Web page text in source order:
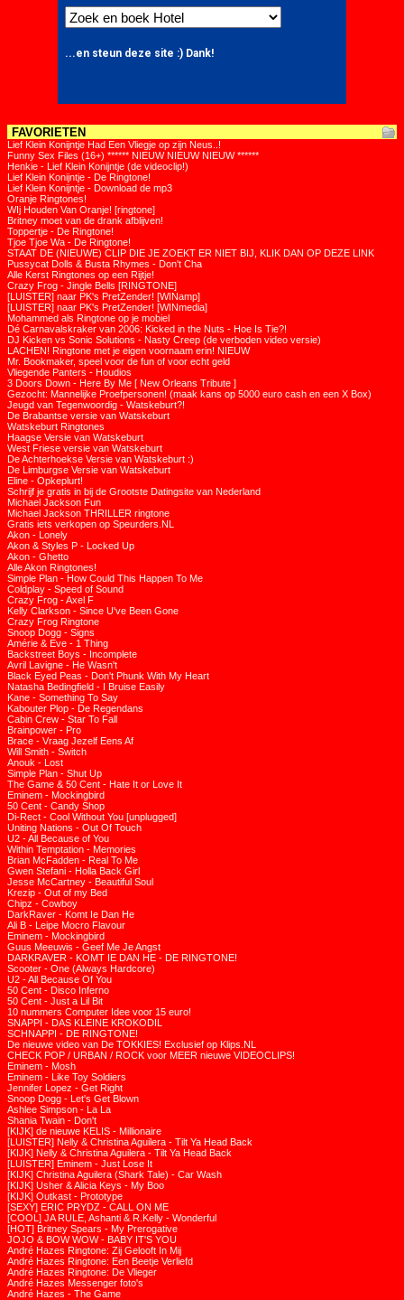
FAVORIETEN
Lief Klein Konijntje Had Een Vliegje op zijn Neus..!
Funny Sex Files (16+) ****** NIEUW NIEUW NIEUW ******
Henkie - Lief Klein Konijntje (de videoclip!)
Lief Klein Konijntje - De Ringtone!
Lief Klein Konijntje - Download de mp3
Oranje Ringtones!
WIj Houden Van Oranje! [ringtone]
Britney moet van de drank afblijven!
Toppertje - De Ringtone!
Tjoe Tjoe Wa - De Ringtone!
STAAT DE (NIEUWE) CLIP DIE JE ZOEKT ER NIET BIJ, KLIK DAN OP DEZE LINK
Pussycat Dolls & Busta Rhymes - Don't Cha
Alle Kerst Ringtones op een Rijtje!
Crazy Frog - Jingle Bells [RINGTONE]
[LUISTER] naar PK's PretZender! [WINamp]
[LUISTER] naar PK's PretZender! [WINmedia]
Mohammed als Ringtone op je mobiel
Dé Carnavalskraker van 2006: Kicked in the Nuts - Hoe Is Tie?!
DJ Kicken vs Sonic Solutions - Nasty Creep (de verboden video versie)
LACHEN! Ringtone met je eigen voornaam erin! NIEUW
Mr. Bookmaker, speel voor de fun of voor echt geld
Vliegende Panters - Houdios
3 Doors Down - Here By Me [ New Orleans Tribute ]
Gezocht: Mannelijke Proefpersonen! (maak kans op 5000 euro cash en een X Box)
Jeugd van Tegenwoordig - Watskeburt?!
De Brabantse versie van Watskeburt
Watskeburt Ringtones
Haagse Versie van Watskeburt
West Friese versie van Watskeburt
De Achterhoekse Versie van Watskeburt :)
De Limburgse Versie van Watskeburt
Eline - Opkeplurt!
Schrijf je gratis in bij de Grootste Datingsite van Nederland
Michael Jackson Fun
Michael Jackson THRILLER ringtone
Gratis iets verkopen op Speurders.NL
Akon - Lonely
Akon & Styles P - Locked Up
Akon - Ghetto
Alle Akon Ringtones!
Simple Plan - How Could This Happen To Me
Coldplay - Speed of Sound
Crazy Frog - Axel F
Kelly Clarkson - Since U've Been Gone
Crazy Frog Ringtone
Snoop Dogg - Signs
Amérie & Eve - 1 Thing
Backstreet Boys - Incomplete
Avril Lavigne - He Wasn't
Black Eyed Peas - Don't Phunk With My Heart
Natasha Bedingfield - I Bruise Easily
Kane - Something To Say
Kabouter Plop - De Regendans
Cabin Crew - Star To Fall
Brainpower - Pro
Brace - Vraag Jezelf Eens Af
Will Smith - Switch
Anouk - Lost
Simple Plan - Shut Up
The Game & 50 Cent - Hate It or Love It
Eminem - Mockingbird
50 Cent - Candy Shop
Di-Rect - Cool Without You [unplugged]
Uniting Nations - Out Of Touch
U2 - All Because of You
Within Temptation - Memories
Brian McFadden - Real To Me
Gwen Stefani - Holla Back Girl
Jesse McCartney - Beautiful Soul
Krezip - Out of my Bed
Chipz - Cowboy
DarkRaver - Komt Ie Dan He
Ali B - Leipe Mocro Flavour
Eminem - Mockingbird
Guus Meeuwis - Geef Me Je Angst
DARKRAVER - KOMT IE DAN HE - DE RINGTONE!
Scooter - One (Always Hardcore)
U2 - All Because Of You
50 Cent - Disco Inferno
50 Cent - Just a Lil Bit
10 nummers Computer Idee voor 15 euro!
SNAPPI - DAS KLEINE KROKODIL
SCHNAPPI - DE RINGTONE!
De nieuwe video van De TOKKIES! Exclusief op Klips.NL
CHECK POP / URBAN / ROCK voor MEER nieuwe VIDEOCLIPS!
Eminem - Mosh
Eminem - Like Toy Soldiers
Jennifer Lopez - Get Right
Snoop Dogg - Let's Get Blown
Ashlee Simpson - La La
Shania Twain - Don't
[KIJK] de nieuwe KELIS - Millionaire
[LUISTER] Nelly & Christina Aguilera - Tilt Ya Head Back
[KIJK] Nelly & Christina Aguilera - Tilt Ya Head Back
[LUISTER] Eminem - Just Lose It
[KIJK] Christina Aguilera (Shark Tale) - Car Wash
[KIJK] Usher & Alicia Keys - My Boo
[KIJK] Outkast - Prototype
[SEXY] ERIC PRYDZ - CALL ON ME
[COOL] JA RULE, Ashanti & R.Kelly - Wonderful
[HOT] Britney Spears - My Prerogative
JOJO & BOW WOW - BABY IT'S YOU
André Hazes Ringtone: Zij Gelooft In Mij
André Hazes Ringtone: Een Beetje Verliefd
André Hazes Ringtone: De Vlieger
André Hazes Messenger foto's
André Hazes - The Game